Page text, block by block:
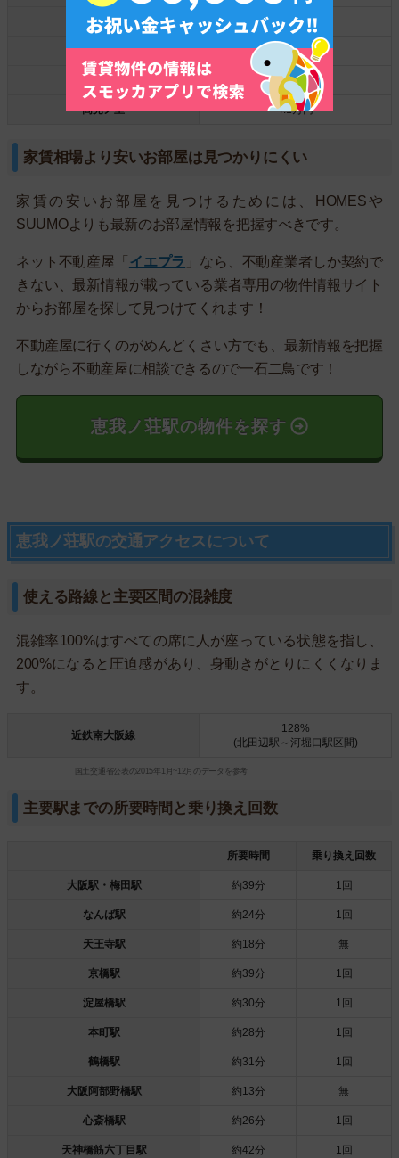
高鷲 4.7万円
藤井寺 4.3万円
☆恵我ノ荘☆ 4.3万円
高見ノ里 4.1万円
家賃相場より安いお部屋は見つかりにくい
家賃の安いお部屋を見つけるためには、HOMESや
SUUMOよりも最新のお部屋情報を把握すべきです。
ネット不動産屋「 イエプラ 」なら、不動産業者しか契約で
きない、最新情報が載っている業者専用の物件情報サイト
からお部屋を探して見つけてくれます！
不動産屋に行くのがめんどくさい方でも、最新情報を把握
しながら不動産屋に相談できるので一石二鳥です！
恵我ノ荘駅の物件を探す
恵我ノ荘駅の交通アクセスについて
使える路線と主要区間の混雑度
混雑率100%はすべての席に人が座っている状態を指し、
200%になると圧迫感があり、身動きがとりにくくなりま
す。
近鉄南大阪線
128%
(北田辺駅～河堀口駅区間)
国土交通省公表の2015年1月~12月のデータを参考
主要駅までの所要時間と乗り換え回数
所要時間 乗り換え回数
大阪駅・梅田駅 約39分 1回
なんば駅 約24分 1回
天王寺駅 約18分 無
京橋駅 約39分 1回
淀屋橋駅 約30分 1回
本町駅 約28分 1回
鶴橋駅 約31分 1回
大阪阿部野橋駅 約13分 無
心斎橋駅 約26分 1回
天神橋筋六丁目駅 約42分 1回